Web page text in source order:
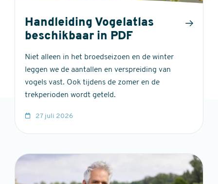
Handleiding Vogelatlas
beschikbaar in PDF
Niet alleen in het broedseizoen en de winter
leggen we de aantallen en verspreiding van
vogels vast. Ook tijdens de zomer en de
trekperioden wordt geteld.
27 juli 2026